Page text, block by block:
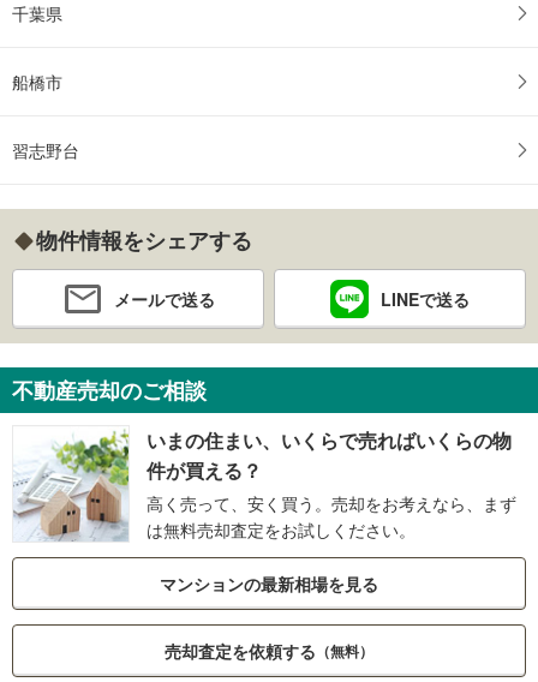
千葉県
船橋市
習志野台
物件情報をシェアする
メールで送る LINEで送る
不動産売却のご相談
いまの住まい、いくらで売ればいくらの物
件が買える？
高く売って、安く買う。売却をお考えなら、まず
は無料売却査定をお試しください。
マンションの最新相場を見る
売却査定を依頼する （無料）